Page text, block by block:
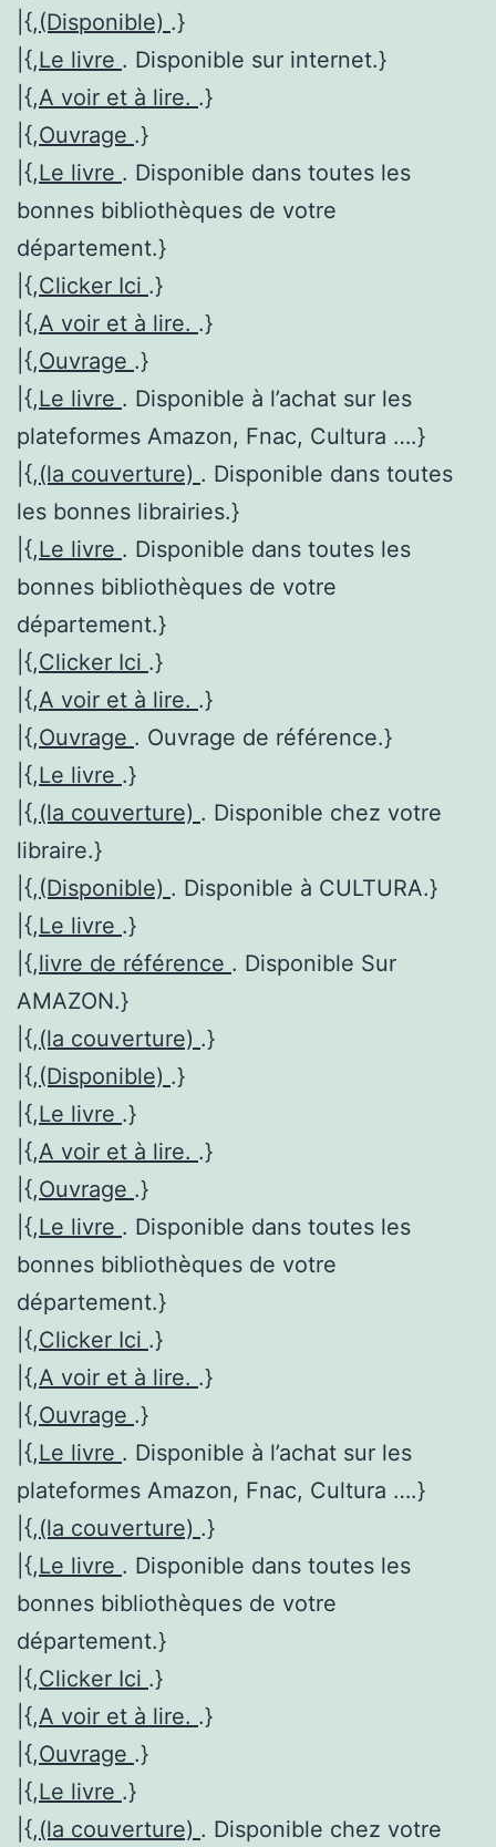
|{,(Disponible) .}
|{,Le livre . Disponible sur internet.}
|{,A voir et à lire. .}
|{,Ouvrage .}
|{,Le livre . Disponible dans toutes les
bonnes bibliothèques de votre
département.}
|{,Clicker Ici .}
|{,A voir et à lire. .}
|{,Ouvrage .}
|{,Le livre . Disponible à l’achat sur les
plateformes Amazon, Fnac, Cultura ….}
|{,(la couverture) . Disponible dans toutes
les bonnes librairies.}
|{,Le livre . Disponible dans toutes les
bonnes bibliothèques de votre
département.}
|{,Clicker Ici .}
|{,A voir et à lire. .}
|{,Ouvrage . Ouvrage de référence.}
|{,Le livre .}
|{,(la couverture) . Disponible chez votre
libraire.}
|{,(Disponible) . Disponible à CULTURA.}
|{,Le livre .}
|{,livre de référence . Disponible Sur
AMAZON.}
|{,(la couverture) .}
|{,(Disponible) .}
|{,Le livre .}
|{,A voir et à lire. .}
|{,Ouvrage .}
|{,Le livre . Disponible dans toutes les
bonnes bibliothèques de votre
département.}
|{,Clicker Ici .}
|{,A voir et à lire. .}
|{,Ouvrage .}
|{,Le livre . Disponible à l’achat sur les
plateformes Amazon, Fnac, Cultura ….}
|{,(la couverture) .}
|{,Le livre . Disponible dans toutes les
bonnes bibliothèques de votre
département.}
|{,Clicker Ici .}
|{,A voir et à lire. .}
|{,Ouvrage .}
|{,Le livre .}
|{,(la couverture) . Disponible chez votre